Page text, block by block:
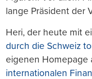
lange Präsident der
Heri, der heute mit
durch die Schweiz
eigenen Homepage
internationalen